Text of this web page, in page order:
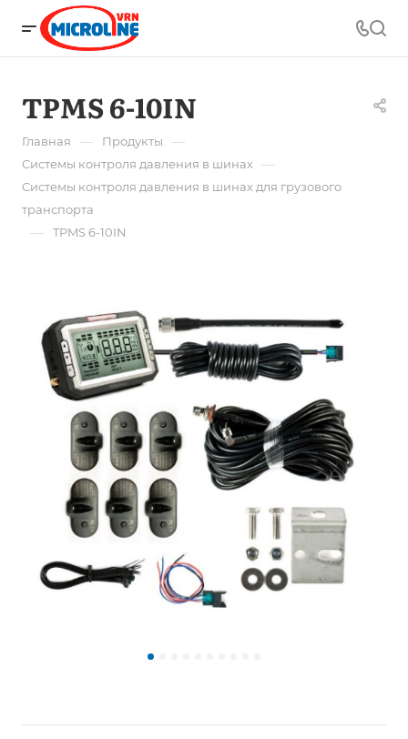
TPMS 6-10IN
Главная — Продукты —
Системы контроля давления в шинах —
Системы контроля давления в шинах для грузового
транспорта
— TPMS 6-10IN